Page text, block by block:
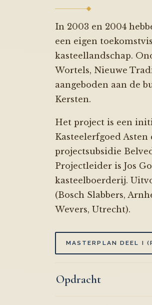
In 2003 en 2004
een eigen
kasteellandschap.
Wortels, Nieuwe
aangeboden aan de
Kersten.
Het project is een
Kasteelerfgoed
projectsubsidie
Projectleider is Jos
kasteelboerderij.
(Bosch Slabbers,
Wevers, Utrecht).
MASTERPLAN DEEL I
Opdracht